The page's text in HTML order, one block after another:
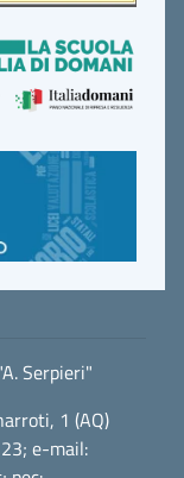
Serpieri"
1 (AQ)
e-mail: